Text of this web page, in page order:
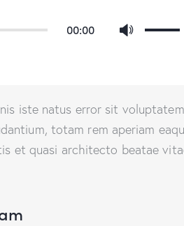
00:00
pour
ou
iste natus error sit voluptatem
totam rem aperiam
et quasi architecto beatae